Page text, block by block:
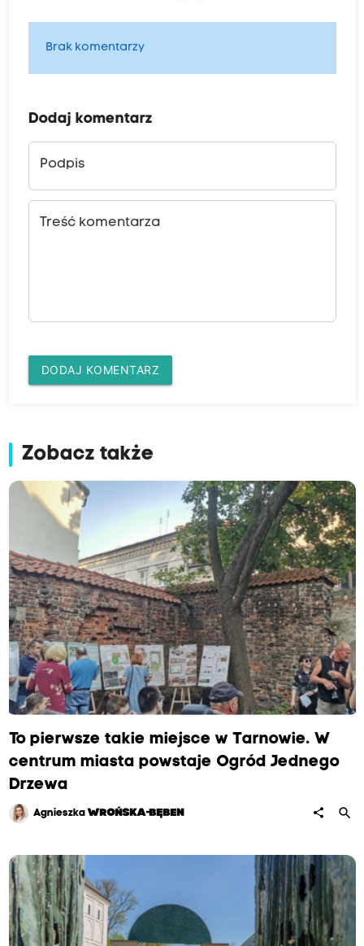
Brak komentarzy
Dodaj komentarz
Podpis
Treść komentarza
DODAJ KOMENTARZ
Zobacz także
To pierwsze takie miejsce w Tarnowie. W
centrum miasta powstaje Ogród Jednego
Drzewa
AgnieszkaWROŃSKA-BĘBEN share search